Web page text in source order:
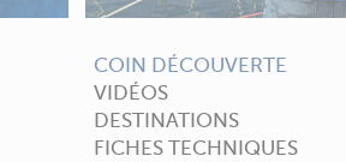
COIN DÉCOUVERTE
VIDÉOS
DESTINATIONS
FICHES TECHNIQUES